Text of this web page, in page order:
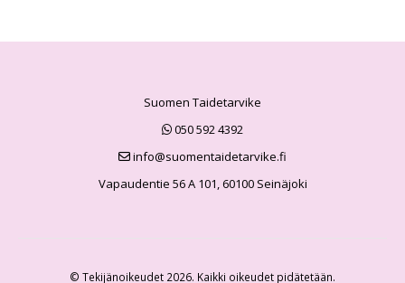
Suomen Taidetarvike
050 592 4392
info@suomentaidetarvike.fi
Vapaudentie 56 A 101, 60100 Seinäjoki
© Tekijänoikeudet 2026. Kaikki oikeudet pidätetään.